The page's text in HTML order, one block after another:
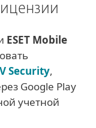
ESET Mobile
Security,
Google Play
учетной